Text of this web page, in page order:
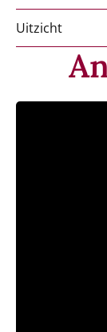
Uitzicht